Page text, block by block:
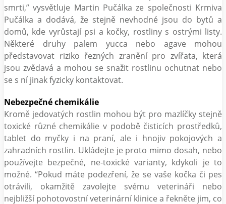
smrti,” vysvětluje Martin Pučálka ze společnosti Krmiva
Pučálka a dodává, že stejně nevhodné jsou do bytů a
domů, kde vyrůstají psi a kočky, rostliny s ostrými listy.
Některé druhy palem yucca nebo agave mohou
představovat riziko řezných zranění pro zvířata, která
jsou zvědavá a mohou se snažit rostlinu ochutnat nebo
se s ní jinak fyzicky kontaktovat.
Nebezpečné chemikálie
Kromě jedovatých rostlin mohou být pro mazlíčky stejně
toxické různé chemikálie v podobě čisticích prostředků,
tablet do myčky i na praní, ale i hnojiv pokojových a
zahradních rostlin. Ukládejte je proto mimo dosah, nebo
používejte bezpečné, ne-toxické varianty, kdykoli je to
možné. “Pokud máte podezření, že se vaše kočka či pes
otrávili, okamžitě zavolejte svému veterináři nebo
nejbližší pohotovostní veterinární klinice a řekněte jim, co